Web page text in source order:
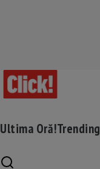
Ultima Oră!Trending